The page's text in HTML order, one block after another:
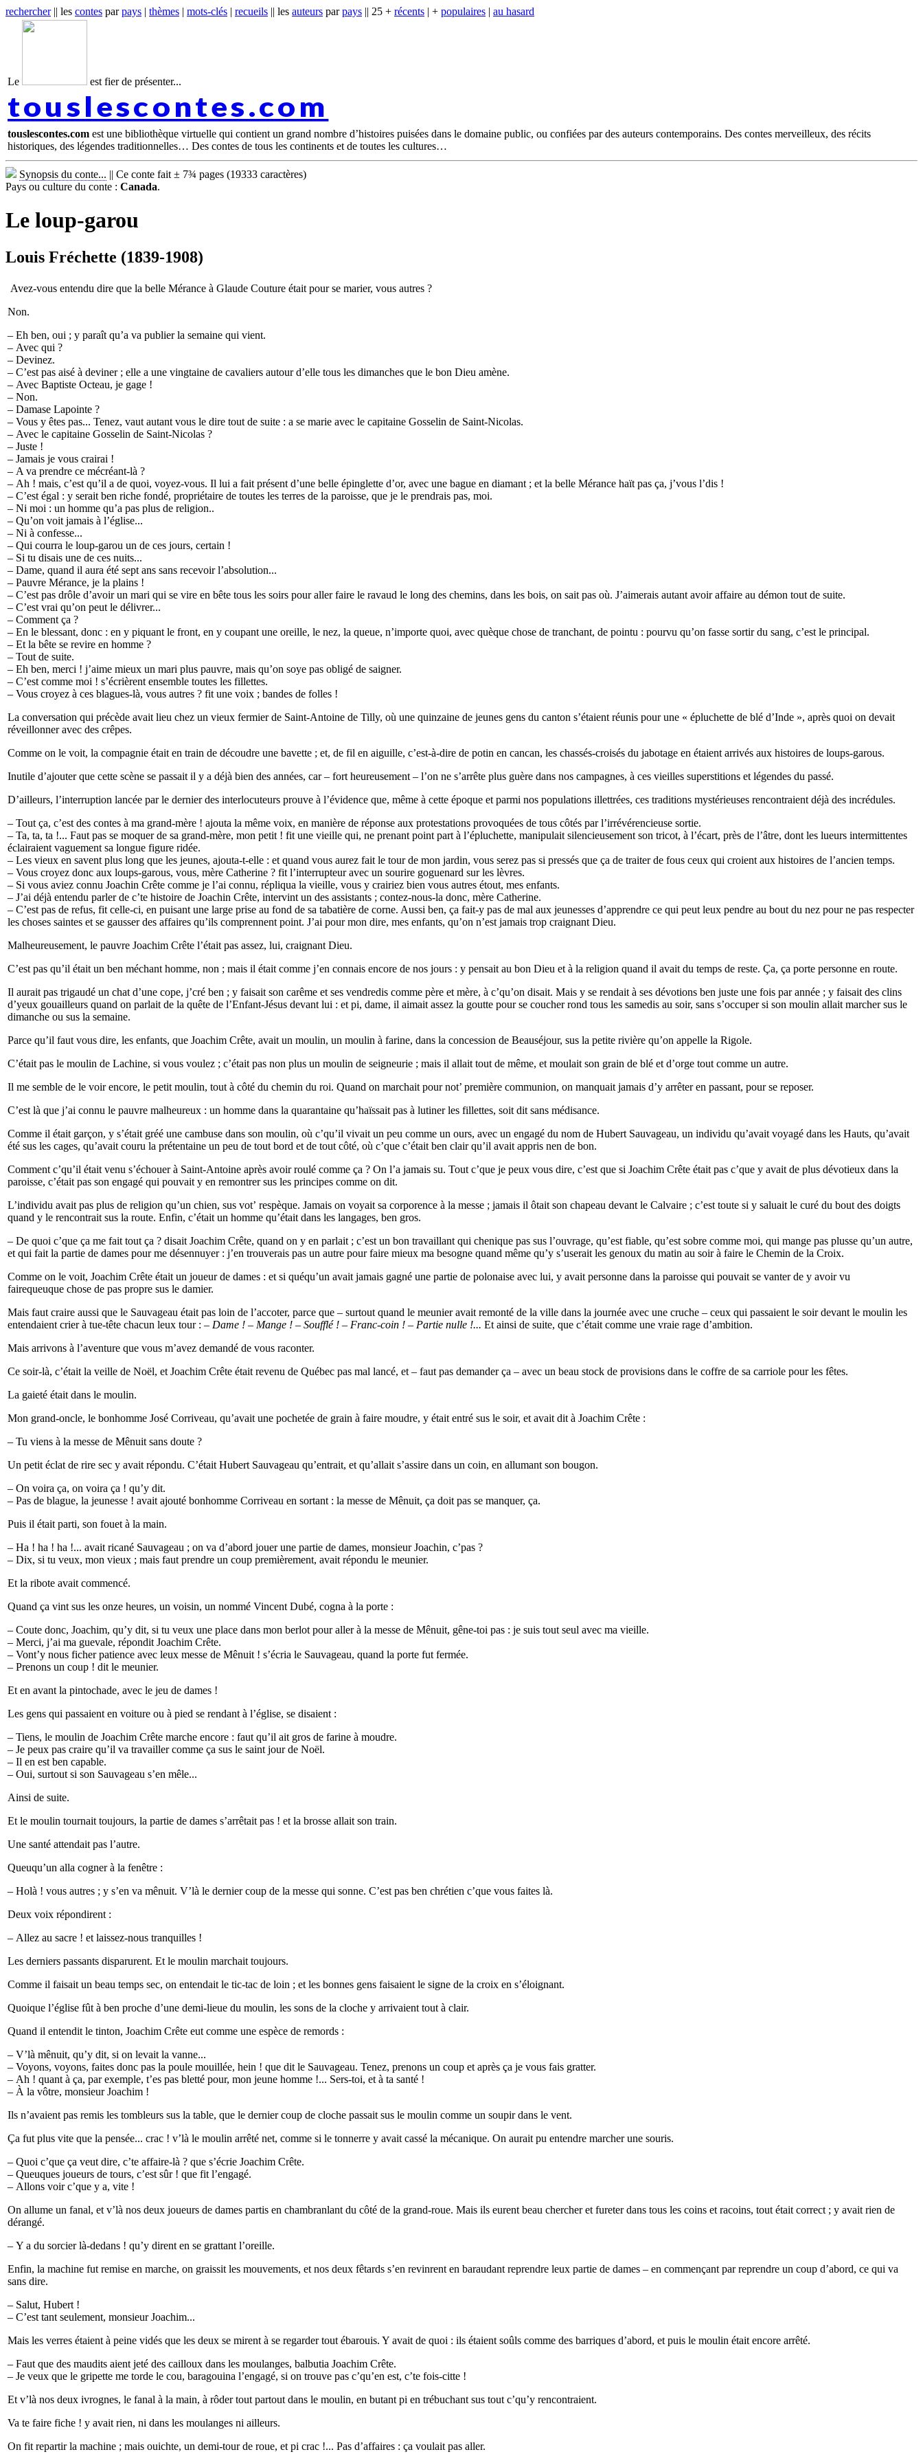
rechercher|| les contes parpays | thèmes | mots-clés | recueils || les auteurs parpays || 25 + récents | + populaires | au hasard
Le est fier de présenter...
touslescontes.com
touslescontes.com est une bibliothèque virtuelle qui contient un grand nombre d’histoires puisées dans le domaine public, ou confiées par des auteurs contemporains. Des contes merveilleux, des récits
historiques, des légendes traditionnelles… Des contes de tous les continents et de toutes les cultures
Synopsis du conte... || Ce conte fait ± 7¾ pages (19333 caractères)
Pays ou culture du conte : Canada.
Le loup-garou
Louis Fréchette (1839-1908)
Avez-vous entendu dire que la belle Mérance à Glaude Couture était pour se marier, vous autres ?
Non.
– Eh ben, oui ; y paraît qu’a va publier la semaine qui vient.
– Avec qui ?
– Devinez.
– C’est pas aisé à deviner ; elle a une vingtaine de cavaliers autour d’elle tous les dimanches que le bon Dieu amène.
– Avec Baptiste Octeau, je gage !
– Non.
– Damase Lapointe ?
– Vous y êtes pas... Tenez, vaut autant vous le dire tout de suite : a se marie avec le capitaine Gosselin de Saint-Nicolas.
– Avec le capitaine Gosselin de Saint-Nicolas ?
– Juste !
– Jamais je vous crairai !
– A va prendre ce mécréant-là ?
– Ah ! mais, c’est qu’il a de quoi, voyez-vous. Il lui a fait présent d’une belle épinglette d’or, avec une bague en diamant ; et la belle Mérance haït pas ça, j’vous l’dis !
– C’est égal : y serait ben riche fondé, propriétaire de toutes les terres de la paroisse, que je le prendrais pas, moi.
– Ni moi : un homme qu’a pas plus de religion..
– Qu’on voit jamais à l’église...
– Ni à confesse...
– Qui courra le loup-garou un de ces jours, certain !
– Si tu disais une de ces nuits...
– Dame, quand il aura été sept ans sans recevoir l’absolution...
– Pauvre Mérance, je la plains !
– C’est pas drôle d’avoir un mari qui se vire en bête tous les soirs pour aller faire le ravaud le long des chemins, dans les bois, on sait pas où. J’aimerais autant avoir affaire au démon tout de suite.
– C’est vrai qu’on peut le délivrer...
– Comment ça ?
– En le blessant, donc : en y piquant le front, en y coupant une oreille, le nez, la queue, n’importe quoi, avec quèque chose de tranchant, de pointu : pourvu qu’on fasse sortir du sang, c’est le principal.
– Et la bête se revire en homme ?
– Tout de suite.
– Eh ben, merci ! j’aime mieux un mari plus pauvre, mais qu’on soye pas obligé de saigner.
– C’est comme moi ! s’écrièrent ensemble toutes les fillettes.
– Vous croyez à ces blagues-là, vous autres ? fit une voix ; bandes de folles !
La conversation qui précède avait lieu chez un vieux fermier de Saint-Antoine de Tilly, où une quinzaine de jeunes gens du canton s’étaient réunis pour une « épluchette de blé d’Inde », après quoi on devait
réveillonner avec des crêpes.
Comme on le voit, la compagnie était en train de découdre une bavette ; et, de fil en aiguille, c’est-à-dire de potin en cancan, les chassés-croisés du jabotage en étaient arrivés aux histoires de loups-garous.
Inutile d’ajouter que cette scène se passait il y a déjà bien des années, car – fort heureusement – l’on ne s’arrête plus guère dans nos campagnes, à ces vieilles superstitions et légendes du passé.
D’ailleurs, l’interruption lancée par le dernier des interlocuteurs prouve à l’évidence que, même à cette époque et parmi nos populations illettrées, ces traditions mystérieuses rencontraient déjà des incrédules.
– Tout ça, c’est des contes à ma grand-mère ! ajouta la même voix, en manière de réponse aux protestations provoquées de tous côtés par l’irrévérencieuse sortie.
– Ta, ta, ta !... Faut pas se moquer de sa grand-mère, mon petit ! fit une vieille qui, ne prenant point part à l’épluchette, manipulait silencieusement son tricot, à l’écart, près de l’âtre, dont les lueurs intermittentes
éclairaient vaguement sa longue figure ridée.
– Les vieux en savent plus long que les jeunes, ajouta-t-elle : et quand vous aurez fait le tour de mon jardin, vous serez pas si pressés que ça de traiter de fous ceux qui croient aux histoires de l’ancien temps.
– Vous croyez donc aux loups-garous, vous, mère Catherine ? fit l’interrupteur avec un sourire goguenard sur les lèvres.
– Si vous aviez connu Joachin Crête comme je l’ai connu, répliqua la vieille, vous y crairiez bien vous autres étout, mes enfants.
– J’ai déjà entendu parler de c’te histoire de Joachin Crête, intervint un des assistants ; contez-nous-la donc, mère Catherine.
– C’est pas de refus, fit celle-ci, en puisant une large prise au fond de sa tabatière de corne. Aussi ben, ça fait-y pas de mal aux jeunesses d’apprendre ce qui peut leux pendre au bout du nez pour ne pas respecter
les choses saintes et se gausser des affaires qu’ils comprennent point. J’ai pour mon dire, mes enfants, qu’on n’est jamais trop craignant Dieu.
Malheureusement, le pauvre Joachim Crête l’était pas assez, lui, craignant Dieu.
C’est pas qu’il était un ben méchant homme, non ; mais il était comme j’en connais encore de nos jours : y pensait au bon Dieu et à la religion quand il avait du temps de reste. Ça, ça porte personne en route.
Il aurait pas trigaudé un chat d’une cope, j’cré ben ; y faisait son carême et ses vendredis comme père et mère, à c’qu’on disait. Mais y se rendait à ses dévotions ben juste une fois par année ; y faisait des clins
d’yeux gouailleurs quand on parlait de la quête de l’Enfant-Jésus devant lui : et pi, dame, il aimait assez la goutte pour se coucher rond tous les samedis au soir, sans s’occuper si son moulin allait marcher sus le
dimanche ou sus la semaine.
Parce qu’il faut vous dire, les enfants, que Joachim Crête, avait un moulin, un moulin à farine, dans la concession de Beauséjour, sus la petite rivière qu’on appelle la Rigole.
C’était pas le moulin de Lachine, si vous voulez ; c’était pas non plus un moulin de seigneurie ; mais il allait tout de même, et moulait son grain de blé et d’orge tout comme un autre.
Il me semble de le voir encore, le petit moulin, tout à côté du chemin du roi. Quand on marchait pour not’ première communion, on manquait jamais d’y arrêter en passant, pour se reposer.
C’est là que j’ai connu le pauvre malheureux : un homme dans la quarantaine qu’haïssait pas à lutiner les fillettes, soit dit sans médisance.
Comme il était garçon, y s’était gréé une cambuse dans son moulin, où c’qu’il vivait un peu comme un ours, avec un engagé du nom de Hubert Sauvageau, un individu qu’avait voyagé dans les Hauts, qu’avait
été sus les cages, qu’avait couru la prétentaine un peu de tout bord et de tout côté, où c’que c’était ben clair qu’il avait appris nen de bon.
Comment c’qu’il était venu s’échouer à Saint-Antoine après avoir roulé comme ça ? On l’a jamais su. Tout c’que je peux vous dire, c’est que si Joachim Crête était pas c’que y avait de plus dévotieux dans la
paroisse, c’était pas son engagé qui pouvait y en remontrer sus les principes comme on dit.
L’individu avait pas plus de religion qu’un chien, sus vot’ respèque. Jamais on voyait sa corporence à la messe ; jamais il ôtait son chapeau devant le Calvaire ; c’est toute si y saluait le curé du bout des doigts
quand y le rencontrait sus la route. Enfin, c’était un homme qu’était dans les langages, ben gros.
– De quoi c’que ça me fait tout ça ? disait Joachim Crête, quand on y en parlait ; c’est un bon travaillant qui chenique pas sus l’ouvrage, qu’est fiable, qu’est sobre comme moi, qui mange pas plusse qu’un autre,
et qui fait la partie de dames pour me désennuyer : j’en trouverais pas un autre pour faire mieux ma besogne quand même qu’y s’userait les genoux du matin au soir à faire le Chemin de la Croix.
Comme on le voit, Joachim Crête était un joueur de dames : et si quéqu’un avait jamais gagné une partie de polonaise avec lui, y avait personne dans la paroisse qui pouvait se vanter de y avoir vu
fairequeuque chose de pas propre sus le damier.
Mais faut craire aussi que le Sauvageau était pas loin de l’accoter, parce que – surtout quand le meunier avait remonté de la ville dans la journée avec une cruche – ceux qui passaient le soir devant le moulin les
entendaient crier à tue-tête chacun leux tour : – Dame ! – Mange ! – Soufflé ! – Franc-coin ! – Partie nulle !... Et ainsi de suite, que c’était comme une vraie rage d’ambition.
Mais arrivons à l’aventure que vous m’avez demandé de vous raconter.
Ce soir-là, c’était la veille de Noël, et Joachim Crête était revenu de Québec pas mal lancé, et – faut pas demander ça – avec un beau stock de provisions dans le coffre de sa carriole pour les fêtes.
La gaieté était dans le moulin.
Mon grand-oncle, le bonhomme José Corriveau, qu’avait une pochetée de grain à faire moudre, y était entré sus le soir, et avait dit à Joachim Crête :
– Tu viens à la messe de Mênuit sans doute ?
Un petit éclat de rire sec y avait répondu. C’était Hubert Sauvageau qu’entrait, et qu’allait s’assire dans un coin, en allumant son bougon.
– On voira ça, on voira ça ! qu’y dit.
– Pas de blague, la jeunesse ! avait ajouté bonhomme Corriveau en sortant : la messe de Mênuit, ça doit pas se manquer, ça.
Puis il était parti, son fouet à la main.
– Ha ! ha ! ha !... avait ricané Sauvageau ; on va d’abord jouer une partie de dames, monsieur Joachin, c’pas ?
– Dix, si tu veux, mon vieux ; mais faut prendre un coup premièrement, avait répondu le meunier.
Et la ribote avait commencé.
Quand ça vint sus les onze heures, un voisin, un nommé Vincent Dubé, cogna à la porte :
– Coute donc, Joachim, qu’y dit, si tu veux une place dans mon berlot pour aller à la messe de Mênuit, gêne-toi pas : je suis tout seul avec ma vieille.
– Merci, j’ai ma guevale, répondit Joachim Crête.
– Vont’y nous ficher patience avec leux messe de Mênuit ! s’écria le Sauvageau, quand la porte fut fermée.
– Prenons un coup ! dit le meunier.
Et en avant la pintochade, avec le jeu de dames !
Les gens qui passaient en voiture ou à pied se rendant à l’église, se disaient :
– Tiens, le moulin de Joachim Crête marche encore : faut qu’il ait gros de farine à moudre.
– Je peux pas craire qu’il va travailler comme ça sus le saint jour de Noël.
– Il en est ben capable.
– Oui, surtout si son Sauvageau s’en mêle...
Ainsi de suite.
Et le moulin tournait toujours, la partie de dames s’arrêtait pas ! et la brosse allait son train.
Une santé attendait pas l’autre.
Queuqu’un alla cogner à la fenêtre :
– Holà ! vous autres ; y s’en va mênuit. V’là le dernier coup de la messe qui sonne. C’est pas ben chrétien c’que vous faites là.
Deux voix répondirent :
– Allez au sacre ! et laissez-nous tranquilles !
Les derniers passants disparurent. Et le moulin marchait toujours.
Comme il faisait un beau temps sec, on entendait le tic-tac de loin ; et les bonnes gens faisaient le signe de la croix en s’éloignant.
Quoique l’église fût à ben proche d’une demi-lieue du moulin, les sons de la cloche y arrivaient tout à clair.
Quand il entendit le tinton, Joachim Crête eut comme une espèce de remords :
– V’là mênuit, qu’y dit, si on levait la vanne...
– Voyons, voyons, faites donc pas la poule mouillée, hein ! que dit le Sauvageau. Tenez, prenons un coup et après ça je vous fais gratter.
– Ah ! quant à ça, par exemple, t’es pas bletté pour, mon jeune homme !... Sers-toi, et à ta santé !
– À la vôtre, monsieur Joachim !
Ils n’avaient pas remis les tombleurs sus la table, que le dernier coup de cloche passait sus le moulin comme un soupir dans le vent.
Ça fut plus vite que la pensée... crac ! v’là le moulin arrêté net, comme si le tonnerre y avait cassé la mécanique. On aurait pu entendre marcher une souris.
– Quoi c’que ça veut dire, c’te affaire-là ? que s’écrie Joachim Crête.
– Queuques joueurs de tours, c’est sûr ! que fit l’engagé.
– Allons voir c’que y a, vite !
On allume un fanal, et v’là nos deux joueurs de dames partis en chambranlant du côté de la grand-roue. Mais ils eurent beau chercher et fureter dans tous les coins et racoins, tout était correct ; y avait rien de
dérangé.
– Y a du sorcier là-dedans ! qu’y dirent en se grattant l’oreille.
Enfin, la machine fut remise en marche, on graissit les mouvements, et nos deux fêtards s’en revinrent en baraudant reprendre leux partie de dames – en commençant par reprendre un coup d’abord, ce qui va
sans dire.
– Salut, Hubert !
– C’est tant seulement, monsieur Joachim...
Mais les verres étaient à peine vidés que les deux se mirent à se regarder tout ébarouis. Y avait de quoi : ils étaient soûls comme des barriques d’abord, et puis le moulin était encore arrêté.
– Faut que des maudits aient jeté des cailloux dans les moulanges, balbutia Joachim Crête.
– Je veux que le gripette me torde le cou, baragouina l’engagé, si on trouve pas c’qu’en est, c’te fois-citte !
Et v’là nos deux ivrognes, le fanal à la main, à rôder tout partout dans le moulin, en butant pi en trébuchant sus tout c’qu’y rencontraient.
Va te faire fiche ! y avait rien, ni dans les moulanges ni ailleurs.
On fit repartir la machine ; mais ouichte, un demi-tour de roue, et pi crac !... Pas d’affaires : ça voulait pas aller.